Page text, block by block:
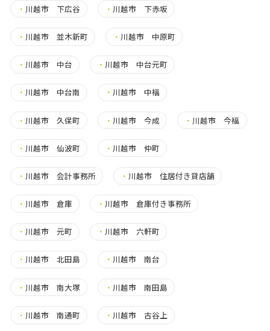
・ 川越市 下広谷 ・ 川越市 下赤坂
・ 川越市 並木新町 ・ 川越市 中原町
・ 川越市 中台 ・ 川越市 中台元町
・ 川越市 中台南 ・ 川越市 中福
・ 川越市 久保町 ・ 川越市 今成 ・ 川越市 今福
・ 川越市 仙波町 ・ 川越市 仲町
・ 川越市 会計事務所 ・ 川越市 住居付き貸店舗
・ 川越市 倉庫 ・ 川越市 倉庫付き事務所
・ 川越市 元町 ・ 川越市 六軒町
・ 川越市 北田島 ・ 川越市 南台
・ 川越市 南大塚 ・ 川越市 南田島
・ 川越市 南通町 ・ 川越市 古谷上